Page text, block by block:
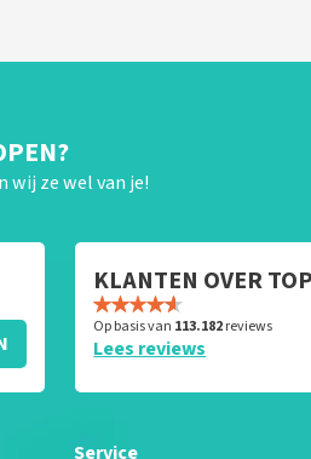
wij ze wel van je!
KLANTEN OVER
Op basis van 113.182reviews
Lees reviews
Service